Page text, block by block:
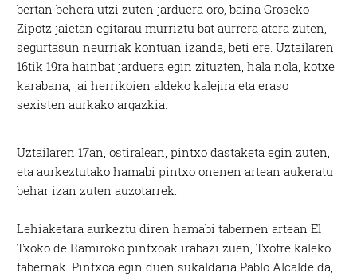
bertan behera utzi zuten jarduera oro, baina Groseko
Zipotz jaietan egitarau murriztu bat aurrera atera zuten,
segurtasun neurriak kontuan izanda, beti ere. Uztailaren
16tik 19ra hainbat jarduera egin zituzten, hala nola, kotxe
karabana, jai herrikoien aldeko kalejira eta eraso
sexisten aurkako argazkia.
Uztailaren 17an, ostiralean, pintxo dastaketa egin zuten,
eta aurkeztutako hamabi pintxo onenen artean aukeratu
behar izan zuten auzotarrek.
Lehiaketara aurkeztu diren hamabi tabernen artean El
Txoko de Ramiroko pintxoak irabazi zuen, Txofre kaleko
tabernak. Pintxoa egin duen sukaldaria Pablo Alcalde da,